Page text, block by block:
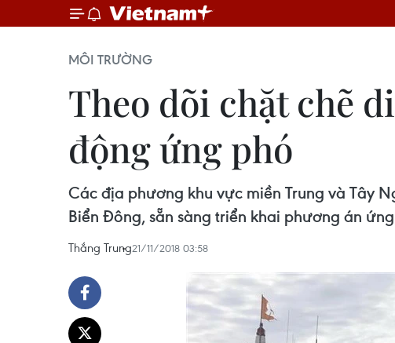
MÔI TRƯỜNG
Theo dõi chặt chẽ
động ứng phó
Các địa phương khu vực miền Trung và Tây
Biển Đông, sẵn sàng triển khai phương án
Thắng Trung21/11/2018 03:58